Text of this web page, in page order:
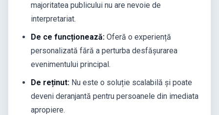
majoritatea publicului nu are nevoie de
interpretariat.
De ce funcționează: Oferă o experiență
personalizată fără a perturba desfășurarea
evenimentului principal.
De reținut: Nu este o soluție scalabilă și poate
deveni deranjantă pentru persoanele din imediata
apropiere.